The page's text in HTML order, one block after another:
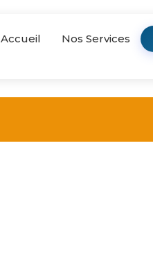
Accueil Nos Services